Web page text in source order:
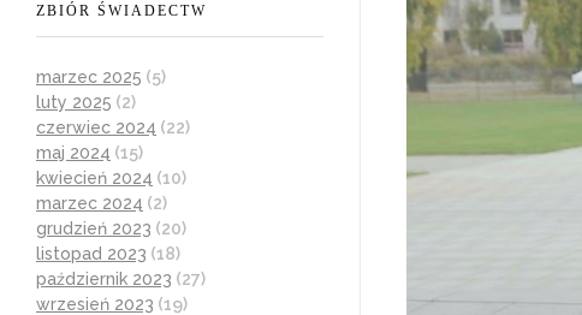
ZBIÓR ŚWIADECTW
marzec 2025 (5)
luty 2025 (2)
czerwiec 2024 (22)
maj 2024 (15)
kwiecień 2024 (10)
marzec 2024 (2)
grudzień 2023 (20)
listopad 2023 (18)
październik 2023 (27)
wrzesień 2023 (19)